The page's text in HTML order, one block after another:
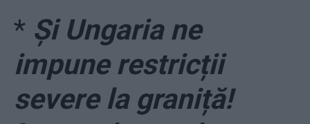
* Și Ungaria ne
impune restricții
severe la graniță!